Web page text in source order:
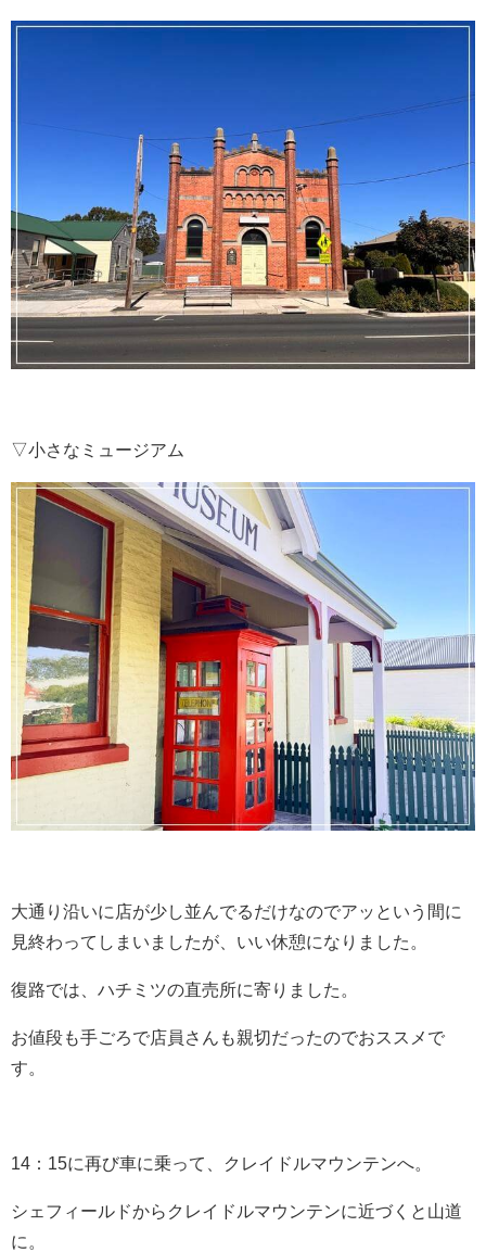
▽小さなミュージアム
大通り沿いに店が少し並んでるだけなのでアッという間に
見終わってしまいましたが、いい休憩になりました。
復路では、ハチミツの直売所に寄りました。
お値段も手ごろで店員さんも親切だったのでおススメで
す。
14：15に再び車に乗って、クレイドルマウンテンへ。
シェフィールドからクレイドルマウンテンに近づくと山道
に。